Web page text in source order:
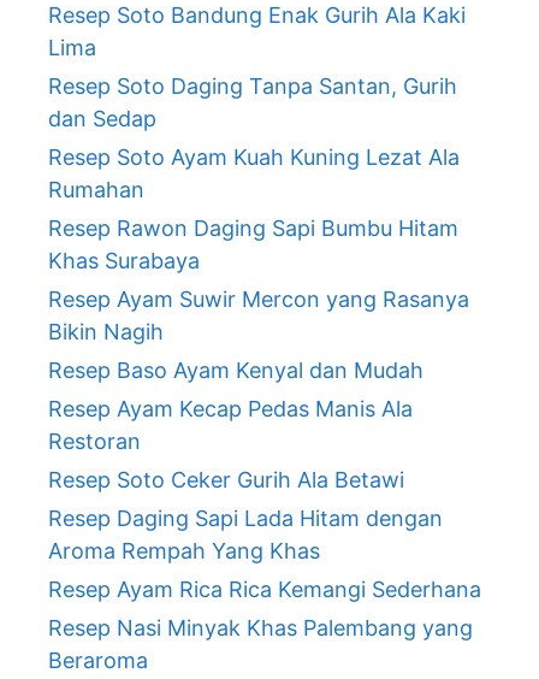
Resep Soto Bandung Enak Gurih Ala Kaki
Lima
Resep Soto Daging Tanpa Santan, Gurih
dan Sedap
Resep Soto Ayam Kuah Kuning Lezat Ala
Rumahan
Resep Rawon Daging Sapi Bumbu Hitam
Khas Surabaya
Resep Ayam Suwir Mercon yang Rasanya
Bikin Nagih
Resep Baso Ayam Kenyal dan Mudah
Resep Ayam Kecap Pedas Manis Ala
Restoran
Resep Soto Ceker Gurih Ala Betawi
Resep Daging Sapi Lada Hitam dengan
Aroma Rempah Yang Khas
Resep Ayam Rica Rica Kemangi Sederhana
Resep Nasi Minyak Khas Palembang yang
Beraroma